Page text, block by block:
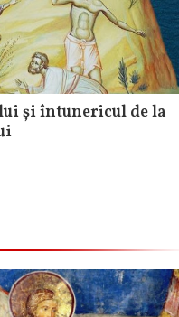
și întunericul de la